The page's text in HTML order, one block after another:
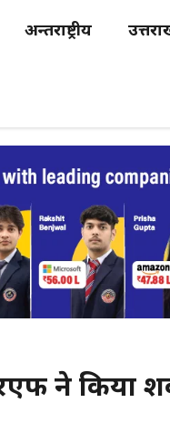
अन्तर्राष्ट्रीय
ने किया